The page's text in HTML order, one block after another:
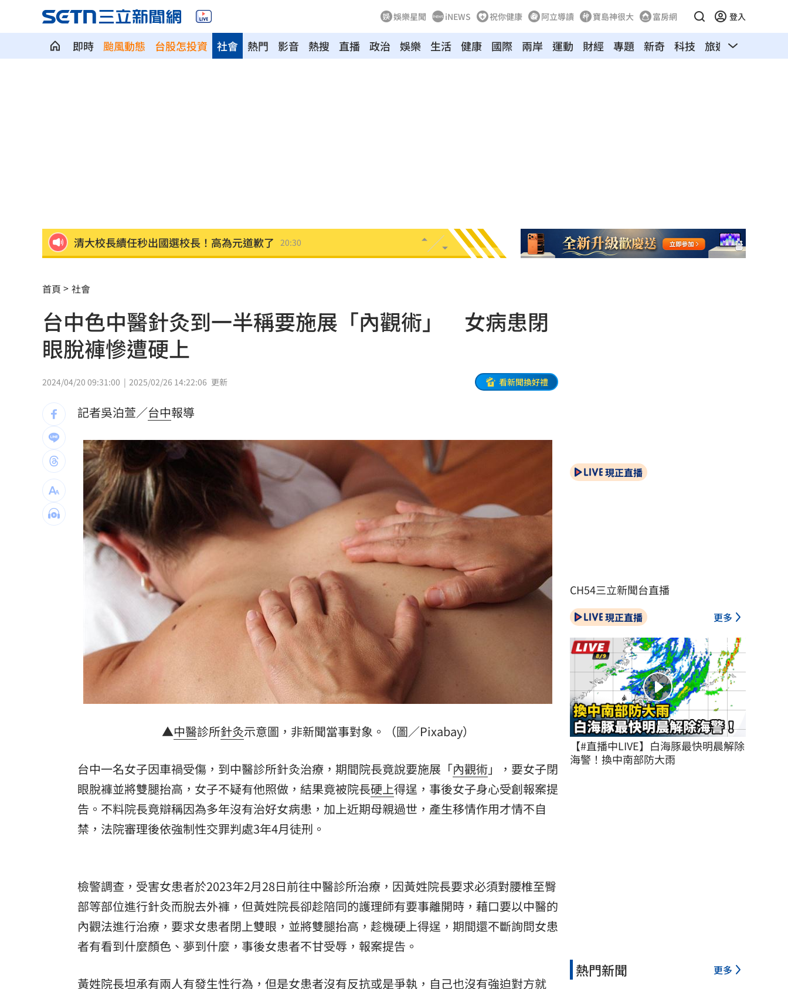
娛樂星聞 iNEWS 祝你健康 阿立導讀 寶島神很大 富房網 登入
即時 颱風動態 台股怎投資 熱門 影音 熱搜 直播 政治
社會 娛樂 生活 健康 國際 兩岸 運動 財經 專題 新奇 科技 旅遊 汽車
清大校長續任秒出國選校長！高為元道歉了 20:30
AND2BLE、ALD1黑白對決！神級舞台炸全場
獨／再爆隨機攻擊？婦控外送員無故賞巴掌 20:14
產蛋量下降 本週「蛋價漲3元」
KISS OF LIFE飆唱 秀經典擦汗全場瘋掉
台股7月大回檔！0050申購額再破紀錄
禾伸堂、南電出關日 處置股新規風險曝 20:00
平野惠一率兄弟奪171勝 中職最多勝外教 19:56
女股神加碼狂掃台積電！外媒揭全因這巨頭
想吃清淡！他搭機點「這特殊餐」傻眼了
買房3年才知「蜘蛛人住我家」屋主超傻眼
生日變親人忌日！直升機慶祝墜機4人罹難 19:47
台中小五童遭同學踢下體腫2倍大 判賠金曝 19:42
台灣彩券開獎直播中
LIVE三立+24小時直播 15:27
三立iNEWS新聞台線上直播 18:00
台彩父親節推新刮刮樂千萬頭獎超「爸」氣 12:00
「拍片人的多重宇宙」職涯論壇9/12登場！ 10:30
8國球員齊聚高雄 Formosa 7s掀足球熱潮 10:00
理想混蛋號召粉絲跨海追星吃美食！ 18:15
首頁 社會
台中色中醫針灸到一半稱要施展「內觀術」 女病患閉
眼脫褲慘遭硬上
2024/04/20 09:31:00 2025/02/26 14:22:06 更新 看新聞換好禮
記者吳泊萱／台中報導
▲中醫診所針灸示意圖，非新聞當事對象。（圖／Pixabay）
台中一名女子因車禍受傷，到中醫診所針灸治療，期間院長竟說要施展「內觀術」，要女子閉
眼脫褲並將雙腿抬高，女子不疑有他照做，結果竟被院長硬上得逞，事後女子身心受創報案提
告。不料院長竟辯稱因為多年沒有治好女病患，加上近期母親過世，產生移情作用才情不自
禁，法院審理後依強制性交罪判處3年4月徒刑。
檢警調查，受害女患者於2023年2月28日前往中醫診所治療，因黃姓院長要求必須對腰椎至臀
部等部位進行針灸而脫去外褲，但黃姓院長卻趁陪同的護理師有要事離開時，藉口要以中醫的
內觀法進行治療，要求女患者閉上雙眼，並將雙腿抬高，趁機硬上得逞，期間還不斷詢問女患
者有看到什麼顏色、夢到什麼，事後女患者不甘受辱，報案提告。
黃姓院長坦承有兩人有發生性行為，但是女患者沒有反抗或是爭執，自己也沒有強迫對方就
現正直播
CH54三立新聞台直播
現正直播 更多
【#直播中LIVE】白海豚最快明晨解除
海警！換中南部防大雨
熱門新聞 更多